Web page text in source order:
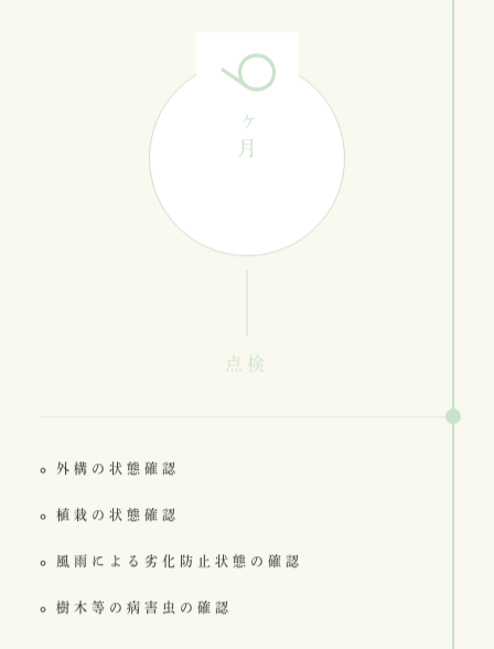
6
ヶ月
点検
外構の状態確認
植栽の状態確認
風雨による劣化防止状態の確認
樹木等の病害虫の確認